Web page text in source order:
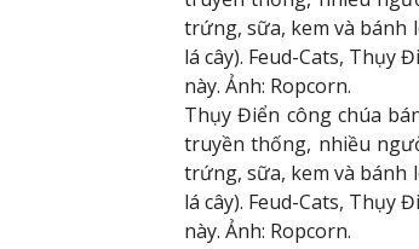
trứng, sữa, kem và bánh
lá cây). Feud-Cats,
này. Ảnh: Ropcorn.
Thụy Điển công chúa
truyền thống, nhiều
trứng, sữa, kem và bánh
lá cây). Feud-Cats,
này. Ảnh: Ropcorn.